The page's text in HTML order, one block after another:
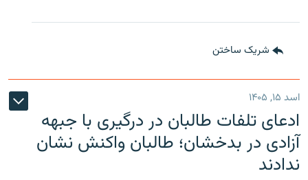
شریک ساختن
اسد ۱۵, ۱۴۰۵
ادعای تلفات طالبان در درگیری با جبهه
آزادی در بدخشان؛ طالبان واکنش نشان
ندادند